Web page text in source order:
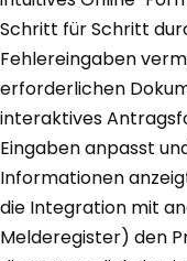
Schritt für Schritt
Fehlereingaben
erforderlichen
interaktives
Eingaben anpasst
Informationen
die Integration mit
Melderegister) den